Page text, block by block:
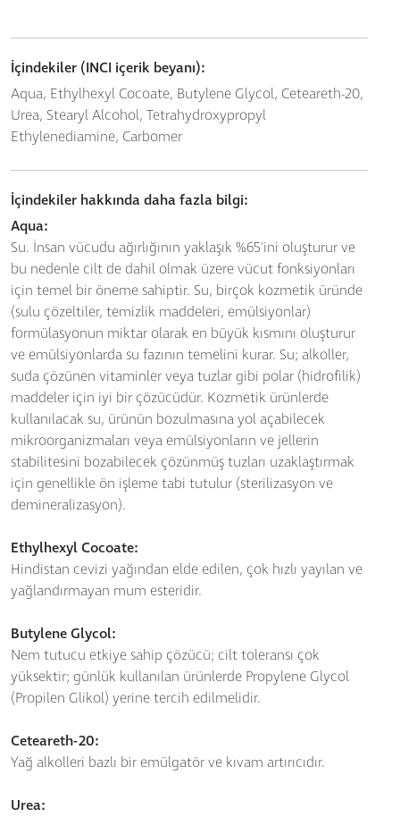
İçindekiler (INCI içerik beyanı):
Aqua, Ethylhexyl Cocoate, Butylene Glycol, Ceteareth-20,
Urea, Stearyl Alcohol, Tetrahydroxypropyl
Ethylenediamine, Carbomer
İçindekiler hakkında daha fazla bilgi:
Aqua:
Su. İnsan vücudu ağırlığının yaklaşık %65'ini oluşturur ve
bu nedenle cilt de dahil olmak üzere vücut fonksiyonları
için temel bir öneme sahiptir. Su, birçok kozmetik üründe
(sulu çözeltiler, temizlik maddeleri, emülsiyonlar)
formülasyonun miktar olarak en büyük kısmını oluşturur
ve emülsiyonlarda su fazının temelini kurar. Su; alkoller,
suda çözünen vitaminler veya tuzlar gibi polar (hidrofilik)
maddeler için iyi bir çözücüdür. Kozmetik ürünlerde
kullanılacak su, ürünün bozulmasına yol açabilecek
mikroorganizmaları veya emülsiyonların ve jellerin
stabilitesini bozabilecek çözünmüş tuzları uzaklaştırmak
için genellikle ön işleme tabi tutulur (sterilizasyon ve
demineralizasyon).
Ethylhexyl Cocoate:
Hindistan cevizi yağından elde edilen, çok hızlı yayılan ve
yağlandırmayan mum esteridir.
Butylene Glycol:
Nem tutucu etkiye sahip çözücü; cilt toleransı çok
yüksektir; günlük kullanılan ürünlerde Propylene Glycol
(Propilen Glikol) yerine tercih edilmelidir.
Ceteareth-20:
Yağ alkolleri bazlı bir emülgatör ve kıvam artırıcıdır.
Urea: